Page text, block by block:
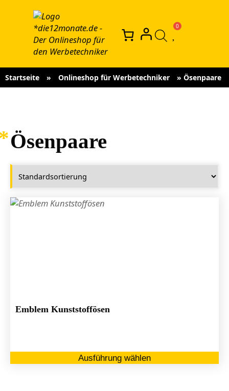
Startseite » Onlineshop für Werbetechniker » Ösenpaare
Ösenpaare
Emblem Kunststoffösen
Ausführung wählen